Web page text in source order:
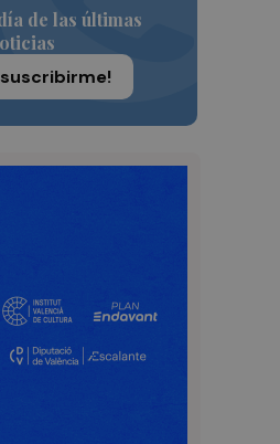
de las últimas
suscribirme!